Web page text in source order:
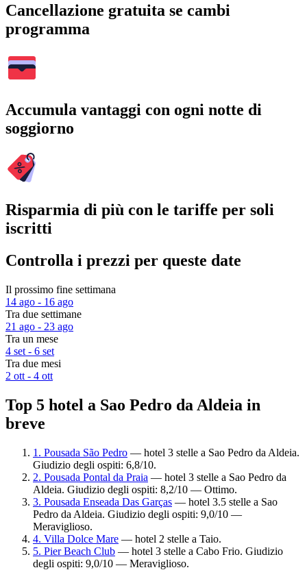
Cancellazione gratuita se cambi
programma
Accumula vantaggi con ogni notte di
soggiorno
Risparmia di più con le tariffe per soli
iscritti
Controlla i prezzi per queste date
Il prossimo fine settimana
14 ago - 16 ago
Tra due settimane
21 ago - 23 ago
Tra un mese
4 set - 6 set
Tra due mesi
2 ott - 4 ott
Top 5 hotel a Sao Pedro da Aldeia in
breve
1. Pousada São Pedro — hotel 3 stelle a Sao Pedro da Aldeia.
Giudizio degli ospiti: 6,8/10.
2. Pousada Pontal da Praia — hotel 3 stelle a Sao Pedro da
Aldeia. Giudizio degli ospiti: 8,2/10 — Ottimo.
3. Pousada Enseada Das Garças — hotel 3.5 stelle a Sao
Pedro da Aldeia. Giudizio degli ospiti: 9,0/10 —
Meraviglioso.
4. Villa Dolce Mare — hotel 2 stelle a Taio.
5. Pier Beach Club — hotel 3 stelle a Cabo Frio. Giudizio
degli ospiti: 9,0/10 — Meraviglioso.